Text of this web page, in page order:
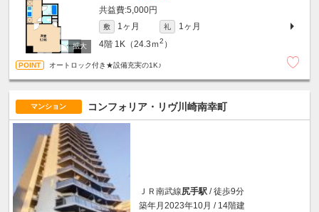
5,000円
敷 1ヶ月 礼
1ヶ月
4階 1K（24.3ｍ2 ）
オートロック付き★設備充実の1K♪
マンション コンフォリア・リヴ川崎南幸町
ＪＲ南武線尻手駅 / 徒歩9分
築年月2023年10月 / 14階建